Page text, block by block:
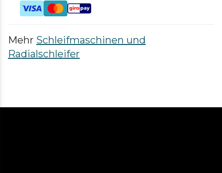
Mehr Schleifmaschinen und
Radialschleifer